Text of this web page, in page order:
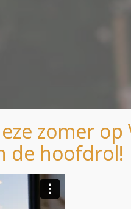
zomer op
de hoofdrol!